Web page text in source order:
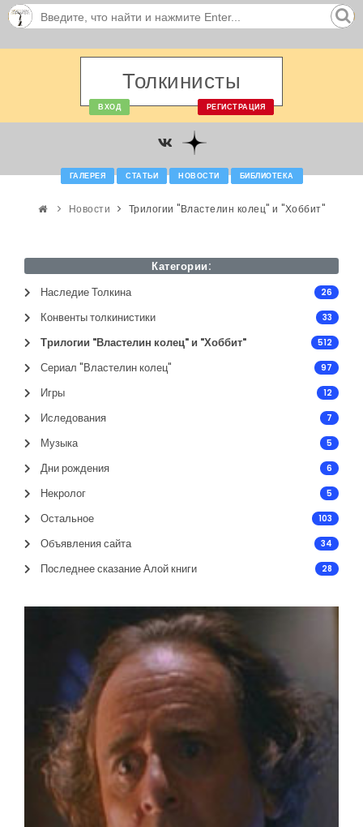
Толкинисты
ВХОД РЕГИСТРАЦИЯ
ГАЛЕРЕЯ СТАТЬИ НОВОСТИ БИБЛИОТЕКА
Новости Трилогии "Властелин колец" и "Хоббит"
Категории:
Наследие Толкина
26
Конвенты толкинистики 33
Трилогии "Властелин колец" и "Хоббит" 512
Сериал "Властелин колец" 97
Игры 12
Иследования 7
Музыка 5
Дни рождения 6
Некролог 5
Остальное 103
Объявления сайта 34
Последнее сказание Алой книги 28